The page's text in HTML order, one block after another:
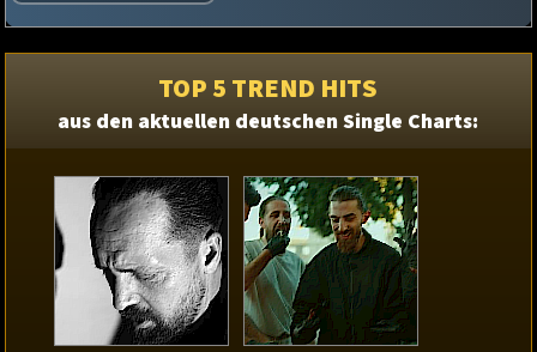
TOP 5 TREND HITS
aus den aktuellen deutschen Single Charts: